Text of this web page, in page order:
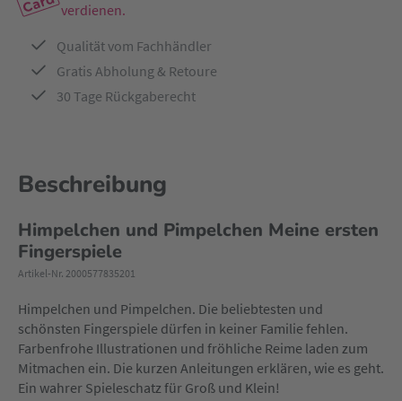
verdienen.
Qualität vom Fachhändler
Gratis Abholung & Retoure
30 Tage Rückgaberecht
Beschreibung
Himpelchen und Pimpelchen Meine ersten
Fingerspiele
Artikel-Nr. 2000577835201
Himpelchen und Pimpelchen. Die beliebtesten und
schönsten Fingerspiele dürfen in keiner Familie fehlen.
Farbenfrohe Illustrationen und fröhliche Reime laden zum
Mitmachen ein. Die kurzen Anleitungen erklären, wie es geht.
Ein wahrer Spieleschatz für Groß und Klein!